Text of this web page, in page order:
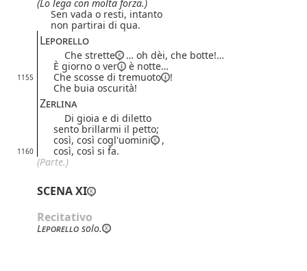
(Lo lega con molta forza.)
Sen vada o resti, intanto
non partirai di qua.
Leporello
Che strette
… oh dèi, che botte!…
È giorno o ver è notte…
1155 Che scosse di tremuoto
!
Che buia oscurità!
Zerlina
Di gioia e di diletto
sento brillarmi il petto;
così, così cogl'uomini
,
1160
così, così si fa.
(Parte.)
SCENA XI
Recitativo
Leporello solo.